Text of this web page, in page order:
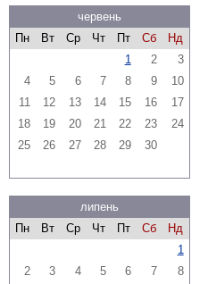
червень
Пн
Вт Ср Чт Пт Сб
Нд
1
2
3
4
5 6 7 8 9
10
11
12 13 14 15 16
17
18
19 20 21 22 23
24
25
26 27 28 29 30
липень
Пн
Вт Ср Чт Пт Сб
Нд
1
2
3 4 5 6 7
8